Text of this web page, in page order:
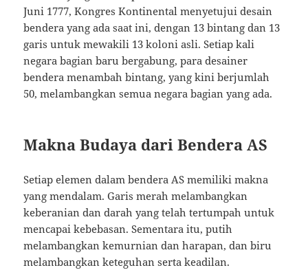
Juni 1777, Kongres Kontinental menyetujui desain
bendera yang ada saat ini, dengan 13 bintang dan 13
garis untuk mewakili 13 koloni asli. Setiap kali
negara bagian baru bergabung, para desainer
bendera menambah bintang, yang kini berjumlah
50, melambangkan semua negara bagian yang ada.
Makna Budaya dari Bendera AS
Setiap elemen dalam bendera AS memiliki makna
yang mendalam. Garis merah melambangkan
keberanian dan darah yang telah tertumpah untuk
mencapai kebebasan. Sementara itu, putih
melambangkan kemurnian dan harapan, dan biru
melambangkan keteguhan serta keadilan.